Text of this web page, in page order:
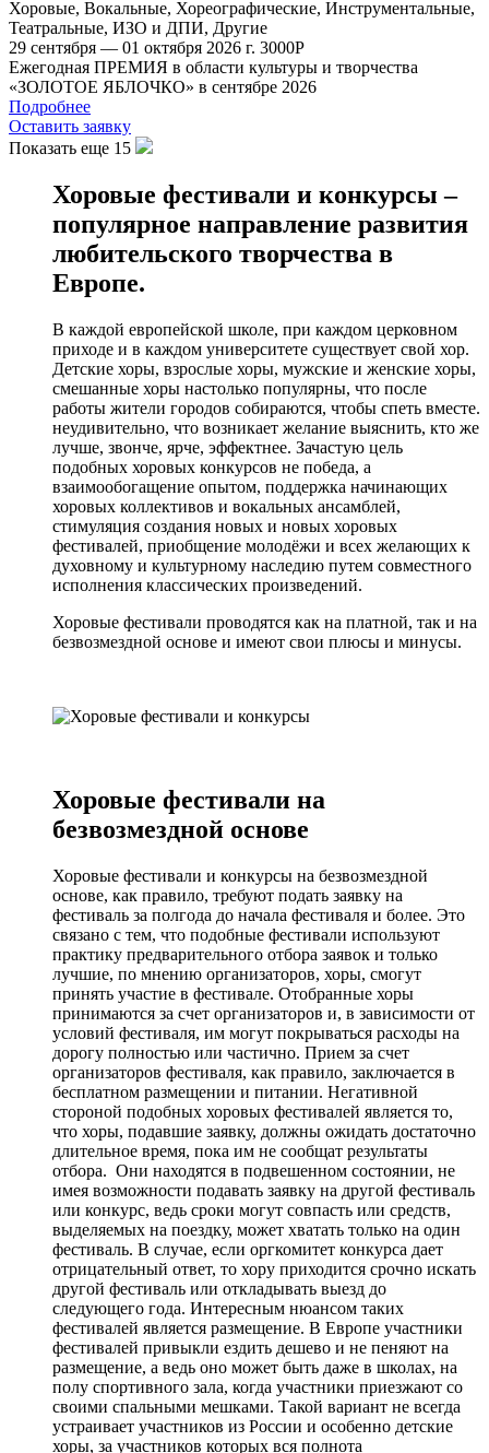
Хоровые, Вокальные, Хореографические, Инструментальные,
Театральные, ИЗО и ДПИ, Другие
29 сентября — 01 октября 2026 г. 3000Р
Ежегодная ПРЕМИЯ в области культуры и творчества
«ЗОЛОТОЕ ЯБЛОЧКО» в сентябре 2026
Подробнее
Оставить заявку
Показать еще 15
Хоровые фестивали и конкурсы –
популярное направление развития
любительского творчества в
Европе.
В каждой европейской школе, при каждом церковном
приходе и в каждом университете существует свой хор.
Детские хоры, взрослые хоры, мужские и женские хоры,
смешанные хоры настолько популярны, что после
работы жители городов собираются, чтобы спеть вместе.
неудивительно, что возникает желание выяснить, кто же
лучше, звонче, ярче, эффектнее. Зачастую цель
подобных хоровых конкурсов не победа, а
взаимообогащение опытом, поддержка начинающих
хоровых коллективов и вокальных ансамблей,
стимуляция создания новых и новых хоровых
фестивалей, приобщение молодёжи и всех желающих к
духовному и культурному наследию путем совместного
исполнения классических произведений.
Хоровые фестивали проводятся как на платной, так и на
безвозмездной основе и имеют свои плюсы и минусы.
Хоровые фестивали на
безвозмездной основе
Хоровые фестивали и конкурсы на безвозмездной
основе, как правило, требуют подать заявку на
фестиваль за полгода до начала фестиваля и более. Это
связано с тем, что подобные фестивали используют
практику предварительного отбора заявок и только
лучшие, по мнению организаторов, хоры, смогут
принять участие в фестивале. Отобранные хоры
принимаются за счет организаторов и, в зависимости от
условий фестиваля, им могут покрываться расходы на
дорогу полностью или частично. Прием за счет
организаторов фестиваля, как правило, заключается в
бесплатном размещении и питании. Негативной
стороной подобных хоровых фестивалей является то,
что хоры, подавшие заявку, должны ожидать достаточно
длительное время, пока им не сообщат результаты
отбора. Они находятся в подвешенном состоянии, не
имея возможности подавать заявку на другой фестиваль
или конкурс, ведь сроки могут совпасть или средств,
выделяемых на поездку, может хватать только на один
фестиваль. В случае, если оргкомитет конкурса дает
отрицательный ответ, то хору приходится срочно искать
другой фестиваль или откладывать выезд до
следующего года. Интересным нюансом таких
фестивалей является размещение. В Европе участники
фестивалей привыкли ездить дешево и не пеняют на
размещение, а ведь оно может быть даже в школах, на
полу спортивного зала, когда участники приезжают со
своими спальными мешками. Такой вариант не всегда
устраивает участников из России и особенно детские
хоры, за участников которых вся полнота